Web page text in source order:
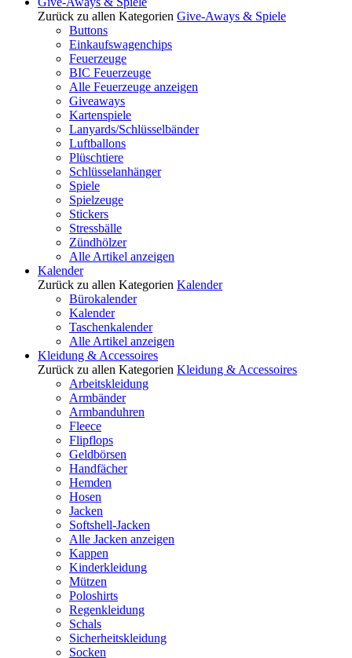
Zurück zu allen Kategorien Give-Aways & Spiele
Buttons
Einkaufswagenchips
Feuerzeuge
BIC Feuerzeuge
Alle Feuerzeuge anzeigen
Giveaways
Kartenspiele
Lanyards/Schlüsselbänder
Luftballons
Plüschtiere
Schlüsselanhänger
Spiele
Spielzeuge
Stickers
Stressbälle
Zündhölzer
Alle Artikel anzeigen
Kalender
Zurück zu allen Kategorien Kalender
Bürokalender
Kalender
Taschenkalender
Alle Artikel anzeigen
Kleidung & Accessoires
Zurück zu allen Kategorien Kleidung & Accessoires
Arbeitskleidung
Armbänder
Armbanduhren
Fleece
Flipflops
Geldbörsen
Handfächer
Hemden
Hosen
Jacken
Softshell-Jacken
Alle Jacken anzeigen
Kappen
Kinderkleidung
Mützen
Poloshirts
Regenkleidung
Schals
Sicherheitskleidung
Socken